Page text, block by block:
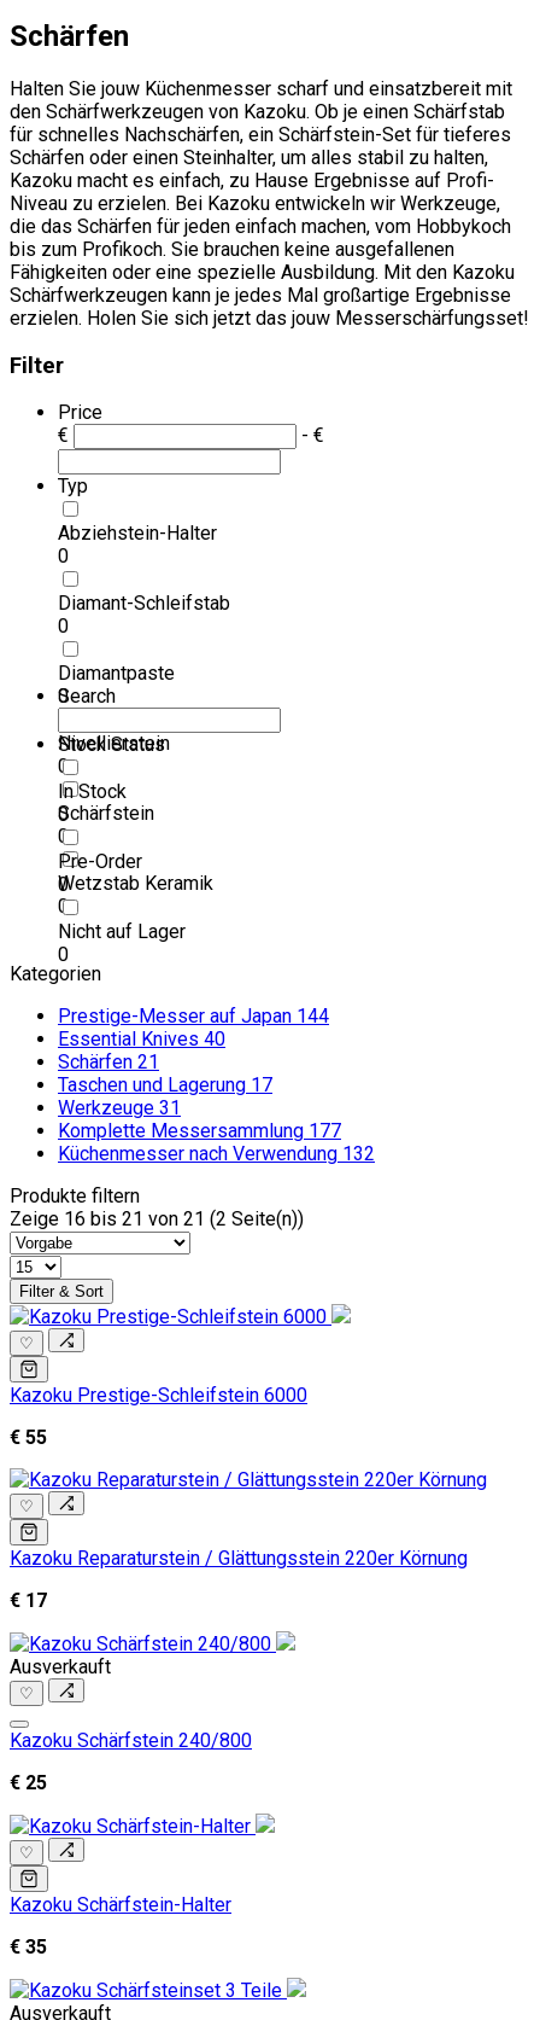
Schärfen
Halten Sie jouw Küchenmesser scharf und einsatzbereit mit
den Schärfwerkzeugen von Kazoku. Ob je einen Schärfstab
für schnelles Nachschärfen, ein Schärfstein-Set für tieferes
Schärfen oder einen Steinhalter, um alles stabil zu halten,
Kazoku macht es einfach, zu Hause Ergebnisse auf Profi-
Niveau zu erzielen. Bei Kazoku entwickeln wir Werkzeuge,
die das Schärfen für jeden einfach machen, vom Hobbykoch
bis zum Profikoch. Sie brauchen keine ausgefallenen
Fähigkeiten oder eine spezielle Ausbildung. Mit den Kazoku
Schärfwerkzeugen kann je jedes Mal großartige Ergebnisse
erzielen. Holen Sie sich jetzt das jouw Messerschärfungsset!
Filter
Price
€
- €
Typ
Abziehstein-Halter
0
Diamant-Schleifstab
0
Diamantpaste
0
Nivellierstein
0
Schärfstein
0
Wetzstab Keramik
0
Search
Stock Status
In Stock
0
Pre-Order
0
Nicht auf Lager
0
Kategorien
Prestige-Messer auf Japan 144
Essential Knives 40
Schärfen 21
Taschen und Lagerung 17
Werkzeuge 31
Komplette Messersammlung 177
Küchenmesser nach Verwendung 132
Produkte filtern
Zeige 16 bis 21 von 21 (2 Seite(n))
Filter & Sort
♡
Kazoku Prestige-Schleifstein 6000
€ 55
♡
Kazoku Reparaturstein / Glättungsstein 220er Körnung
€ 17
Ausverkauft
♡
Kazoku Schärfstein 240/800
€ 25
♡
Kazoku Schärfstein-Halter
€ 35
Ausverkauft